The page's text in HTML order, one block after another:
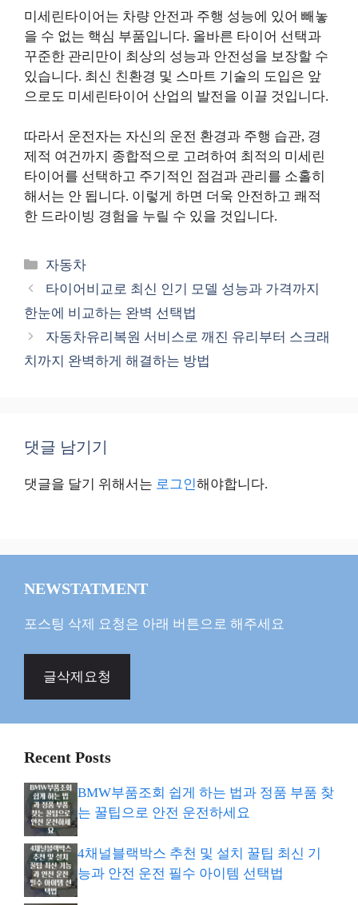
미세린타이어는 차량 안전과 주행 성능에 있어 빼놓
을 수 없는 핵심 부품입니다. 올바른 타이어 선택과
꾸준한 관리만이 최상의 성능과 안전성을 보장할 수
있습니다. 최신 친환경 및 스마트 기술의 도입은 앞
으로도 미세린타이어 산업의 발전을 이끌 것입니다.
따라서 운전자는 자신의 운전 환경과 주행 습관, 경
제적 여건까지 종합적으로 고려하여 최적의 미세린
타이어를 선택하고 주기적인 점검과 관리를 소홀히
해서는 안 됩니다. 이렇게 하면 더욱 안전하고 쾌적
한 드라이빙 경험을 누릴 수 있을 것입니다.
카
테
리
자동차
타이어비교로 최신 인기 모델 성능과 가격까지
한눈에 비교하는 완벽 선택법
자동차유리복원 서비스로 깨진 유리부터 스크래
치까지 완벽하게 해결하는 방법
댓글 남기기
댓글을 달기 위해서는 로그인해야합니다.
NEWSTATMENT
포스팅 삭제 요청은 아래 버튼으로 해주세요
글삭제요청
Recent Posts
BMW부품조회 쉽게 하는 법과 정품 부품 찾
는 꿀팁으로 안전 운전하세요
4채널블랙박스 추천 및 설치 꿀팁 최신 기
능과 안전 운전 필수 아이템 선택법